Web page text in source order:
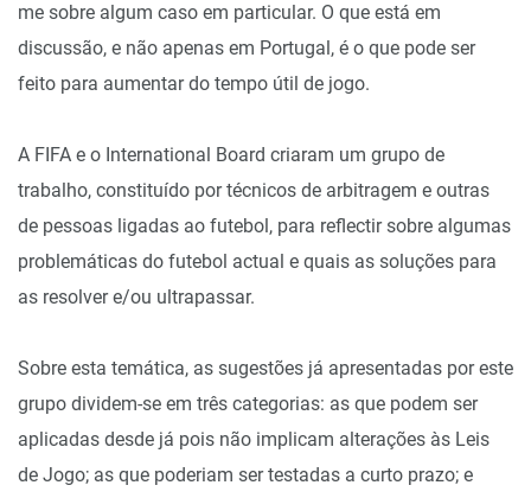
me sobre algum caso em particular. O que está em
discussão, e não apenas em Portugal, é o que pode ser
feito para aumentar do tempo útil de jogo.
A FIFA e o International Board criaram um grupo de
trabalho, constituído por técnicos de arbitragem e outras
de pessoas ligadas ao futebol, para reflectir sobre algumas
problemáticas do futebol actual e quais as soluções para
as resolver e/ou ultrapassar.
Sobre esta temática, as sugestões já apresentadas por este
grupo dividem-se em três categorias: as que podem ser
aplicadas desde já pois não implicam alterações às Leis
de Jogo; as que poderiam ser testadas a curto prazo; e